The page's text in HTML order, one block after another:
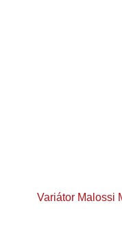
Variátor Malossi